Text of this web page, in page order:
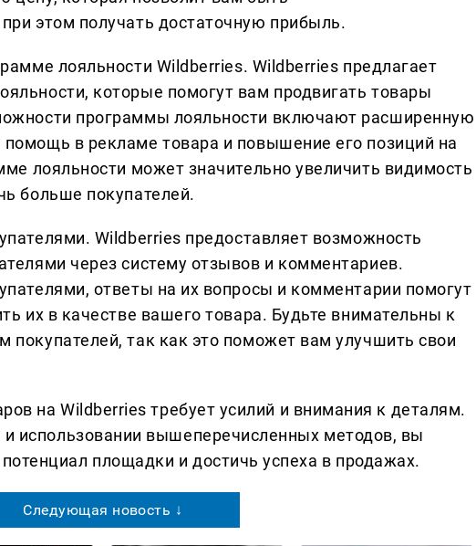
этом получать достаточную прибыль.
лояльности Wildberries. Wildberries предлагает
которые помогут вам продвигать товары
программы лояльности включают расширенную
в рекламе товара и повышение его позиций на
лояльности может значительно увеличить видимость
больше покупателей.
Wildberries предоставляет возможность
через систему отзывов и комментариев.
ответы на их вопросы и комментарии помогут
их в качестве вашего товара. Будьте внимательны к
покупателей, так как это поможет вам улучшить свои
на Wildberries требует усилий и внимания к деталям.
использовании вышеперечисленных методов, вы
площадки и достичь успеха в продажах.
Следующая новость ↓